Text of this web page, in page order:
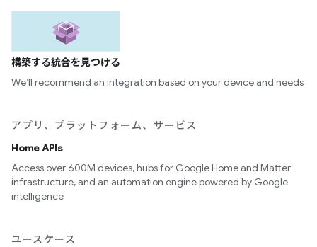
構築する統合を見つける
We’ll recommend an integration based on your device and needs
アプリ、プラットフォーム、サービス
Home APIs
Access over 600M devices, hubs for Google Home and Matter
infrastructure, and an automation engine powered by Google
intelligence
ユースケース